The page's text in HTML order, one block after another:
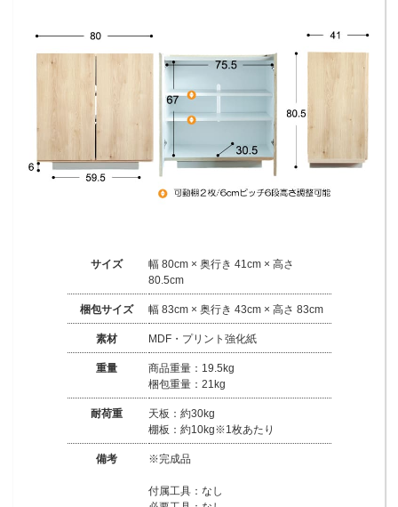
サイズ
幅 80cm × 奥行き 41cm × 高さ
80.5cm
梱包サイズ 幅 83cm × 奥行き 43cm × 高さ 83cm
素材 MDF・プリント強化紙
重量
商品重量：19.5kg
梱包重量：21kg
耐荷重
天板：約30kg
棚板：約10kg※1枚あたり
備考 ※完成品
付属工具：なし